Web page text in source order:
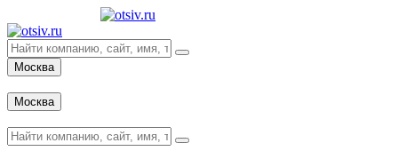
Москва
Москва